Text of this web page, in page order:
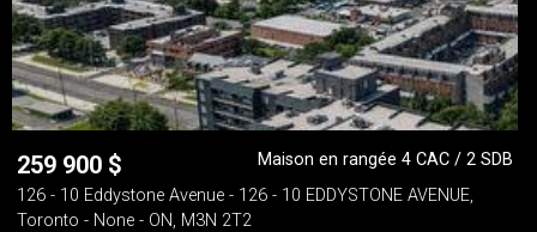
259 900 $
Maison en rangée 4 CAC / 2 SDB
126 - 10 Eddystone Avenue - 126 - 10 EDDYSTONE AVENUE,
Toronto - None - ON, M3N 2T2